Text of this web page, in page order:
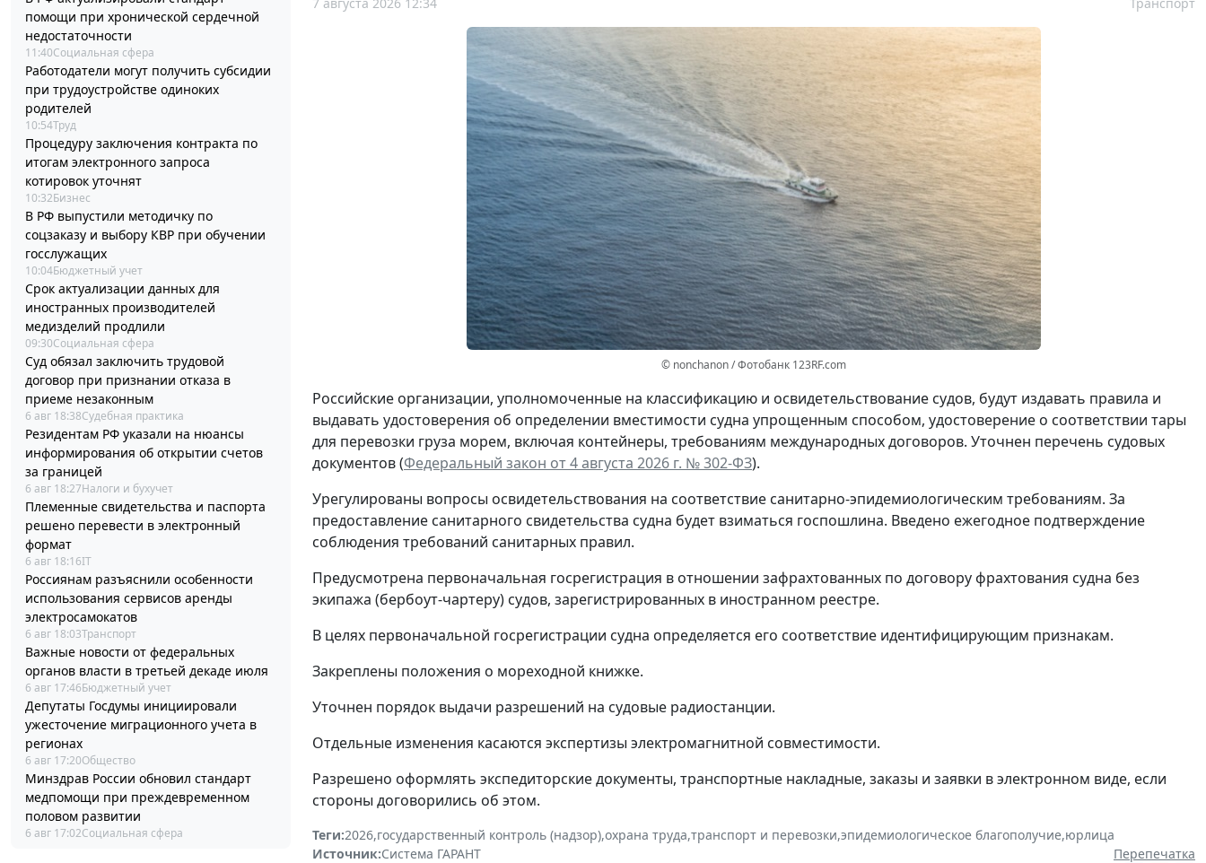
помощи при хронической сердечной
недостаточности
11:40Социальная сфера
Работодатели могут получить субсидии
при трудоустройстве одиноких
родителей
10:54Труд
Процедуру заключения контракта по
итогам электронного запроса
котировок уточнят
10:32Бизнес
В РФ выпустили методичку по
соцзаказу и выбору КВР при обучении
госслужащих
10:04Бюджетный учет
Срок актуализации данных для
иностранных производителей
медизделий продлили
09:30Социальная сфера
Суд обязал заключить трудовой
договор при признании отказа в
приеме незаконным
6 авг 18:38Судебная практика
Резидентам РФ указали на нюансы
информирования об открытии счетов
за границей
6 авг 18:27Налоги и бухучет
Племенные свидетельства и паспорта
решено перевести в электронный
формат
6 авг 18:16IT
Россиянам разъяснили особенности
использования сервисов аренды
электросамокатов
6 авг 18:03Транспорт
Важные новости от федеральных
органов власти в третьей декаде июля
6 авг 17:46Бюджетный учет
Депутаты Госдумы инициировали
ужесточение миграционного учета в
регионах
6 авг 17:20Общество
Минздрав России обновил стандарт
медпомощи при преждевременном
половом развитии
6 авг 17:02Социальная сфера
© nonchanon / Фотобанк 123RF.com
Российские организации, уполномоченные на классификацию и освидетельствование судов, будут издавать правила и
выдавать удостоверения об определении вместимости судна упрощенным способом, удостоверение о соответствии тары
для перевозки груза морем, включая контейнеры, требованиям международных договоров. Уточнен перечень судовых
документов (Федеральный закон от 4 августа 2026 г. № 302-ФЗ).
Урегулированы вопросы освидетельствования на соответствие санитарно-эпидемиологическим требованиям. За
предоставление санитарного свидетельства судна будет взиматься госпошлина. Введено ежегодное подтверждение
соблюдения требований санитарных правил.
Предусмотрена первоначальная госрегистрация в отношении зафрахтованных по договору фрахтования судна без
экипажа (бербоут-чартеру) судов, зарегистрированных в иностранном реестре.
В целях первоначальной госрегистрации судна определяется его соответствие идентифицирующим признакам.
Закреплены положения о мореходной книжке.
Уточнен порядок выдачи разрешений на судовые радиостанции.
Отдельные изменения касаются экспертизы электромагнитной совместимости.
Разрешено оформлять экспедиторские документы, транспортные накладные, заказы и заявки в электронном виде, если
стороны договорились об этом.
Теги:2026,государственный контроль (надзор),охрана труда,транспорт и перевозки,эпидемиологическое благополучие,юрлица
Источник:Система ГАРАНТ
Перепечатка